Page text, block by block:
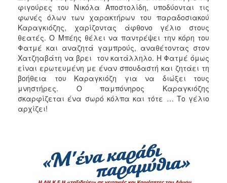
φιγούρες του Νικόλα Αποστολίδη, υποδύονται τις
φωνές όλων των χαρακτήρων του παραδοσιακού
Καραγκιόζης, χαρίζοντας άφθονο γέλιο στους
θεατές. Ο Μπέης θέλει να παντρέψει την κόρη του
Φατμέ και αναζητά γαμπρούς, αναθέτοντας στον
Χατζηαβάτη να βρει τον κατάλληλο. Η Φατμέ όμως
είναι ερωτευμένη με έναν σπουδαστή και ζητάει τη
βοήθεια του Καραγκιόζη για να διώξει τους
μνηστήρες. Ο παμπόνηρος Καραγκιόζης
σκαρφίζεται ένα σωρό κόλπα και τότε … Το γέλιο
αρχίζει!